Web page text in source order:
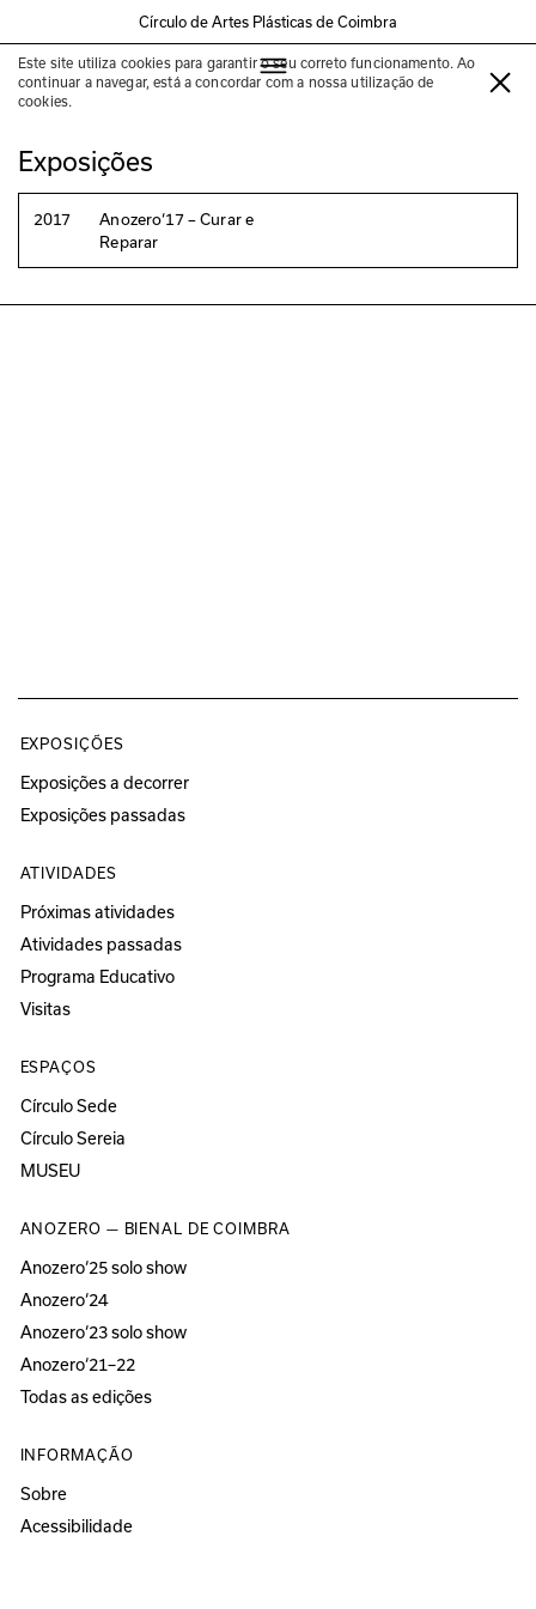
Círculo de Artes Plásticas de Coimbra
Este site utiliza cookies para garantir o seu correto funcionamento. Ao
continuar a navegar, está a concordar com a nossa utilização de
cookies.
James Lee Byars
Exposições
2017
Anozero‘17 – Curar e
Reparar
EXPOSIÇÕES
Exposições a decorrer
Exposições passadas
ATIVIDADES
Próximas atividades
Atividades passadas
Programa Educativo
Visitas
ESPAÇOS
Círculo Sede
Círculo Sereia
MUSEU
ANOZERO — BIENAL DE COIMBRA
Anozero‘25 solo show
Anozero‘24
Anozero‘23 solo show
Anozero‘21–22
Todas as edições
INFORMAÇÃO
Sobre
Acessibilidade